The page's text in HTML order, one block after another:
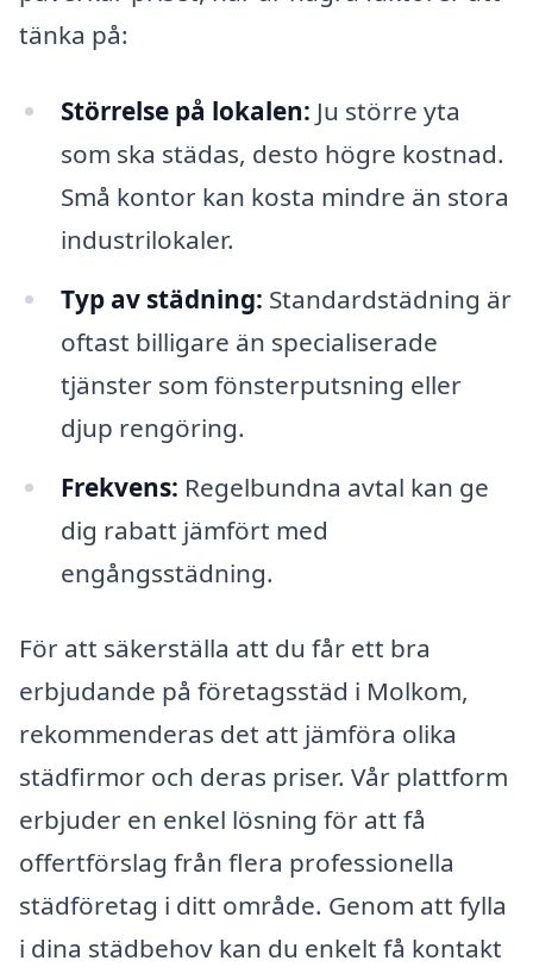
tänka på:
Störrelse på lokalen: Ju större yta
som ska städas, desto högre kostnad.
Små kontor kan kosta mindre än stora
industrilokaler.
Typ av städning: Standardstädning är
oftast billigare än specialiserade
tjänster som fönsterputsning eller
djup rengöring.
Frekvens: Regelbundna avtal kan ge
dig rabatt jämfört med
engångsstädning.
För att säkerställa att du får ett bra
erbjudande på företagsstäd i Molkom,
rekommenderas det att jämföra olika
städfirmor och deras priser. Vår plattform
erbjuder en enkel lösning för att få
offertförslag från flera professionella
städföretag i ditt område. Genom att fylla
i dina städbehov kan du enkelt få kontakt